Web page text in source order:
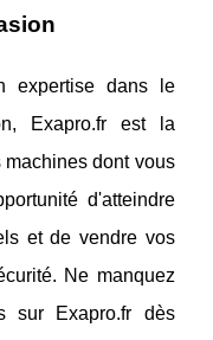
expertise dans le
Exapro.fr est la
dont vous
d'atteindre
et de vendre vos
Ne manquez
sur Exapro.fr dès